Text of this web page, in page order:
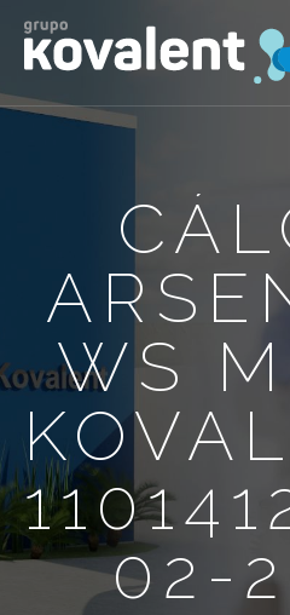
WS
02-